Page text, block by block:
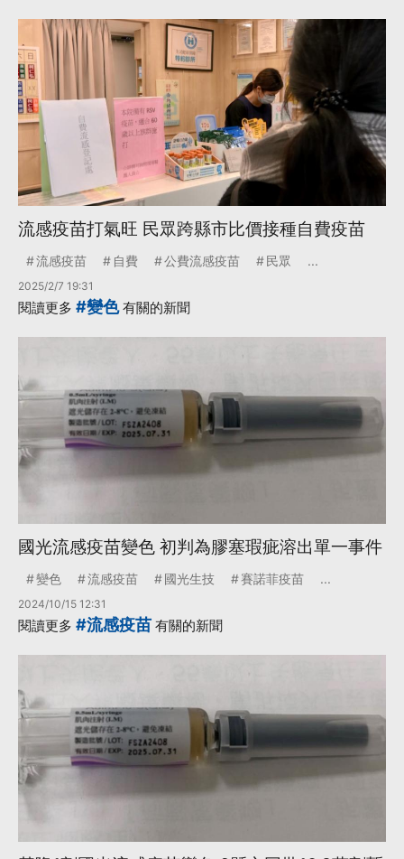
流感疫苗打氣旺 民眾跨縣市比價接種自費疫苗
流感疫苗 自費 公費流感疫苗 民眾 ...
2025/2/7 19:31
閱讀更多 #變色有關的新聞
國光流感疫苗變色 初判為膠塞瑕疵溶出單一事件
變色 流感疫苗 國光生技 賽諾菲疫苗 ...
2024/10/15 12:31
閱讀更多 #流感疫苗 有關的新聞